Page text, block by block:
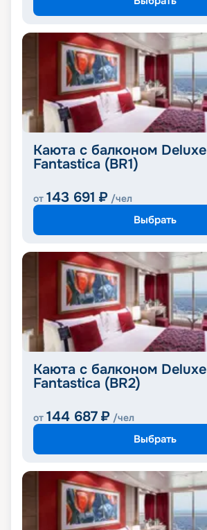
Каюта с балконом Deluxe
Fantastica (BR1)
от 143 691 ₽ /чел
Выбрать
Каюта с балконом Deluxe
Fantastica (BR2)
от 144 687 ₽ /чел
Выбрать